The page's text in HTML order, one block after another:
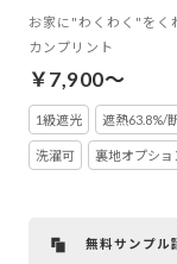
お家に"わくわく"をく
カンプリント
￥7,900～
1級遮光 遮熱63.8%/
洗濯可 裏地オプショ
無料サンプル